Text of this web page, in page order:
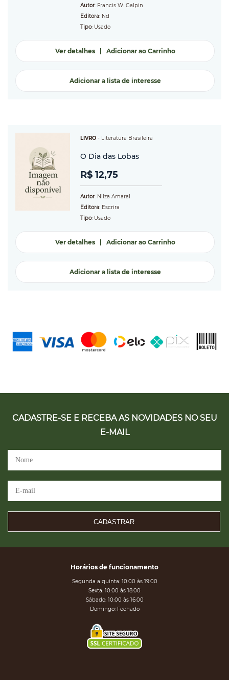
Autor: Francis W. Galpin
Editora: Nd
Tipo: Usado
Ver detalhes| Adicionar ao Carrinho
Adicionar a lista de interesse
LIVRO - Literatura Brasileira
O Dia das Lobas
R$ 12,75
Autor: Nilza Amaral
Editora: Escrira
Tipo: Usado
Ver detalhes| Adicionar ao Carrinho
Adicionar a lista de interesse
CADASTRE-SE E RECEBA AS NOVIDADES NO SEU
E-MAIL
CADASTRAR
Horários de funcionamento
Segunda a quinta: 10:00 às 19:00
Sexta: 10:00 às 18:00
Sábado: 10:00 às 16:00
Domingo: Fechado